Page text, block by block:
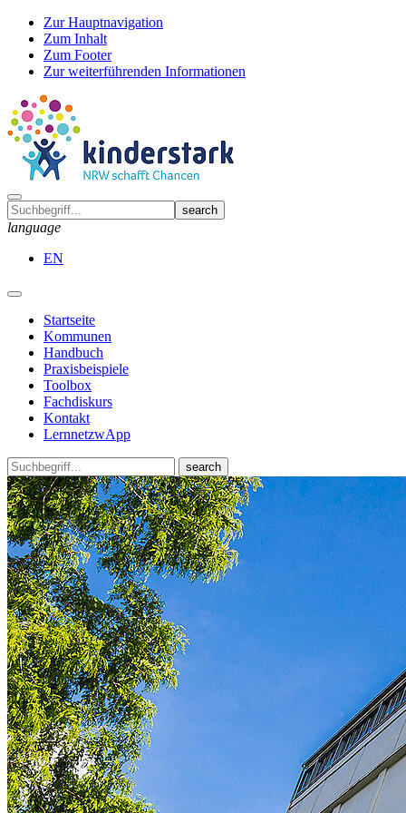
Zur Hauptnavigation
Zum Inhalt
Zum Footer
Zur weiterführenden Informationen
language
EN
Startseite
Kommunen
Handbuch
Praxisbeispiele
Toolbox
Fachdiskurs
Kontakt
LernnetzwApp